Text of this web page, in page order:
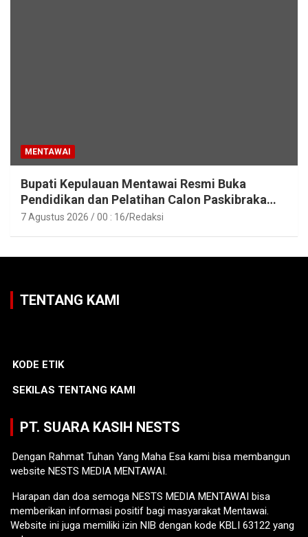
MENTAWAI
Bupati Kepulauan Mentawai Resmi Buka
Pendidikan dan Pelatihan Calon Paskibraka
Tahun 2026
7 Agustus 2026 / 00 : 16 Redaksi
TENTANG KAMI
KODE ETIK
SEKILAS TENTANG KAMI
PT. SUARA KASIH NESTS
Dengan Rahmat Tuhan Yang Maha Esa kami bisa membangun
website NESTS MEDIA MENTAWAI.
Harapan dan doa semoga NESTS MEDIA MENTAWAI bisa
memberikan informasi positif bagi masyarakat Mentawai.
Website ini juga memiliki izin NIB dengan kode KBLI 63122 yang